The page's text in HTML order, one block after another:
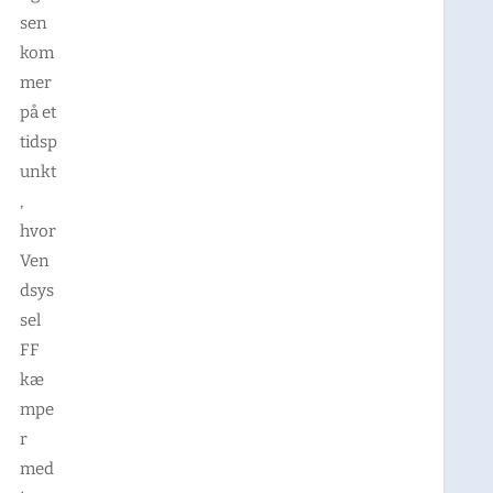
sen
kom
mer
på et
tidsp
unkt
,
hvor
Ven
dsys
sel
FF
kæ
mpe
r
med